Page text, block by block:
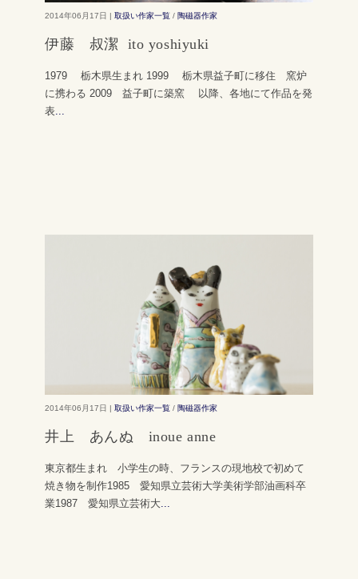
2014年06月17日 | 取扱い作家一覧 / 陶磁器作家
伊藤 叔潔 ito yoshiyuki
1979 栃木県生まれ 1999 栃木県益子町に移住 窯炉
に携わる 2009 益子町に築窯 以降、各地にて作品を発
表...
2014年06月17日 | 取扱い作家一覧 / 陶磁器作家
井上 あんぬ inoue anne
東京都生まれ 小学生の時、フランスの現地校で初めて
焼き物を制作1985 愛知県立芸術大学美術学部油画科卒
業1987 愛知県立芸術大...